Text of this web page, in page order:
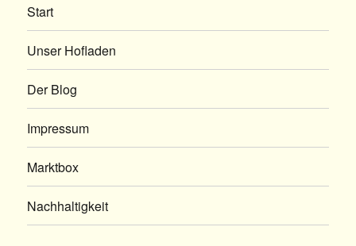
Start
Unser Hofladen
Der Blog
Impressum
Marktbox
Nachhaltigkeit